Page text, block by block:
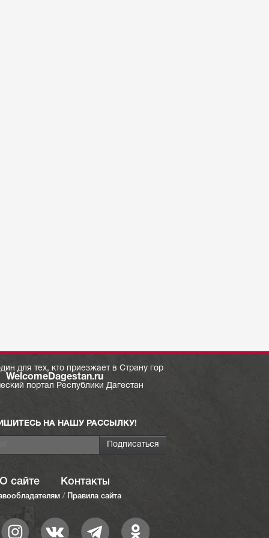
для тех, кто приезжает в Страну гор
WelcomeDagestan.ru
портал Республики Дагестан
НА НАШУ РАССЫЛКУ!
О сайте Контакты
/ Правила сайта